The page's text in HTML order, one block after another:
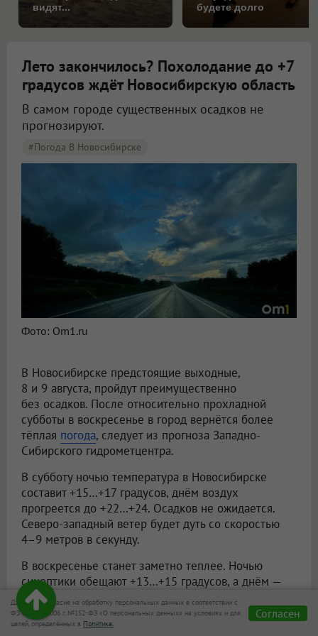
видят...
будете долго
Лето закончилось? Похолодание до +7
градусов ждёт Новосибирскую область
В самом городе существенных осадков не
прогнозируют.
#Погода В Новосибирске
Фото: Om1.ru
В Новосибирске предстоящие выходные,
8 и 9 августа, пройдут преимущественно
без осадков. После относительно прохладной
субботы в воскресенье в город вернётся более
тёплая погода, следует из прогноза Западно-
Сибирского гидрометцентра.
В субботу ночью температура в Новосибирске
составит +15…+17 градусов, днём воздух
прогреется до +22…+24. Осадков не ожидается.
Северо-западный ветер будет дуть со скоростью
4–9 метров в секунду.
В воскресенье станет заметно теплее. Ночью
синоптики обещают +13…+15 градусов, а днём —
уже +26…+28. Существенных осадков в городе
также не прогнозируют. Ветер сменится
на западный: ночью его скорость составит 3–
Даю своё согласие на обработку персональных данных в соответствии с
ФЗ от 27.07.2006 г. №152-ФЗ «О персональных данных» на условиях и для
целей, определённых в Политике.
Согласен